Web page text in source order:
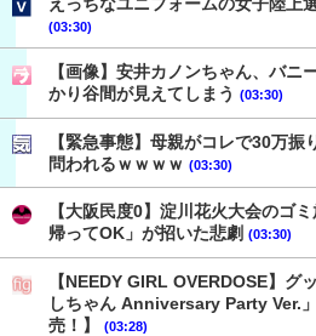
えっちなユニフォームの女子陸上
(03:30)
【画像】安井カノンちゃん、バニ
かり谷間が見えてしまう (03:30)
【緊急事態】母親がコレで30万
問われるｗｗｗｗ (03:30)
【大阪民度0】淀川花火大会のゴ
帰ってOK」が招いた悲劇 (03:30)
【NEEDY GIRL OVERDOSE】グ
しちゃん Anniversary Party Ver.
売！】
(03:28)